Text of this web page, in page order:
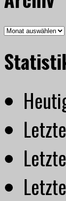
Archiv